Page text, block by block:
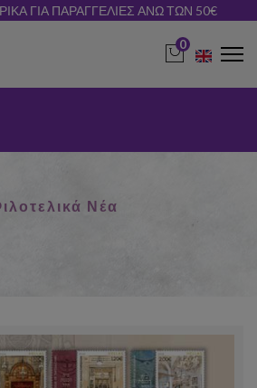
ΓΙΑ ΠΑΡΑΓΓΕΛΙΕΣ ΑΝΩ ΤΩΝ 50€
0
Νέα